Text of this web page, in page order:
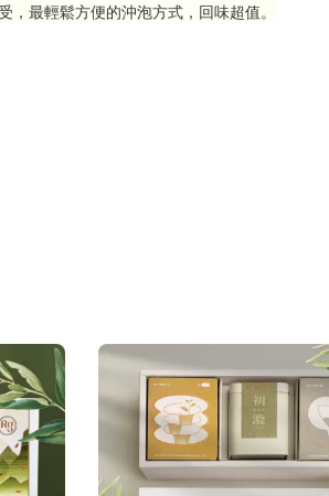
最輕鬆方便的沖泡方式，回味超值。